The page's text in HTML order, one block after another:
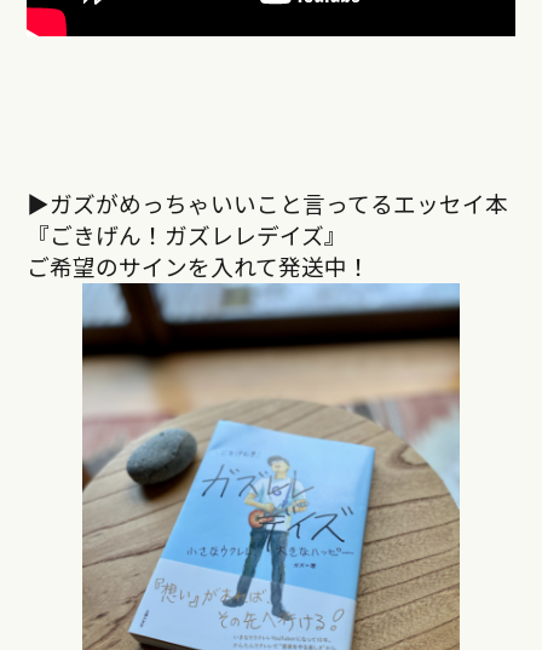
▶︎ガズがめっちゃいいこと言ってるエッセイ本
『ごきげん！ガズレレデイズ』
ご希望のサインを入れて発送中！